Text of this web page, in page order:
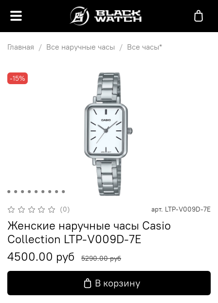
Главная Все наручные часы Все часы*
-15%
(0) арт. LTP-V009D-7E
Женские наручные часы Casio
Collection LTP-V009D-7E
4500.00 руб
5290.00 руб
В корзину